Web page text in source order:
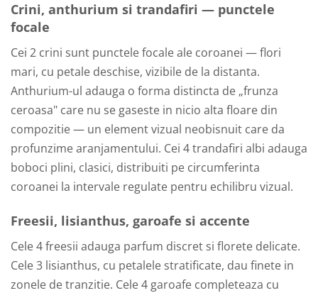
Crini, anthurium si trandafiri — punctele
focale
Cei 2 crini sunt punctele focale ale coroanei — flori
mari, cu petale deschise, vizibile de la distanta.
Anthurium-ul adauga o forma distincta de „frunza
ceroasa" care nu se gaseste in nicio alta floare din
compozitie — un element vizual neobisnuit care da
profunzime aranjamentului. Cei 4 trandafiri albi adauga
boboci plini, clasici, distribuiti pe circumferinta
coroanei la intervale regulate pentru echilibru vizual.
Freesii, lisianthus, garoafe si accente
Cele 4 freesii adauga parfum discret si florete delicate.
Cele 3 lisianthus, cu petalele stratificate, dau finete in
zonele de tranzitie. Cele 4 garoafe completeaza cu